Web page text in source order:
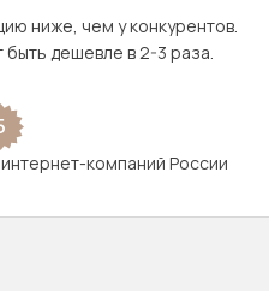
ниже, чем у конкурентов.
дешевле в 2-3 раза.
компаний России